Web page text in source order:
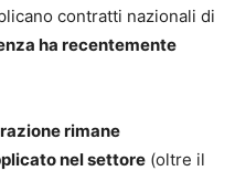
contratti nazionali di
ha recentemente
rimane
nel settore (oltre il